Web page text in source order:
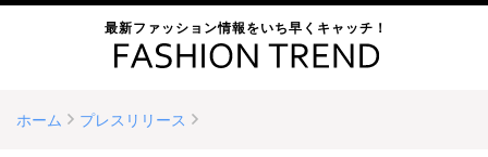
最新ファッション情報をいち早くキャッチ！
ホーム プレスリリース